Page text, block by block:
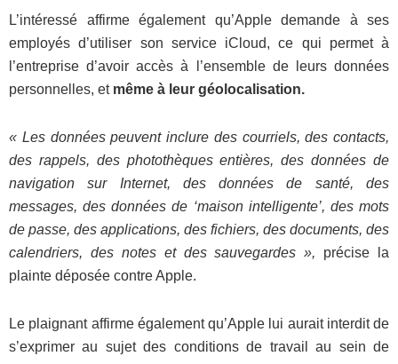
L’intéressé affirme également qu’Apple demande à ses
employés d’utiliser son service iCloud, ce qui permet à
l’entreprise d’avoir accès à l’ensemble de leurs données
personnelles, et même à leur géolocalisation.
« Les données peuvent inclure des courriels, des contacts,
des rappels, des photothèques entières, des données de
navigation sur Internet, des données de santé, des
messages, des données de ‘maison intelligente’, des mots
de passe, des applications, des fichiers, des documents, des
calendriers, des notes et des sauvegardes », précise la
plainte déposée contre Apple.
Le plaignant affirme également qu’Apple lui aurait interdit de
s’exprimer au sujet des conditions de travail au sein de